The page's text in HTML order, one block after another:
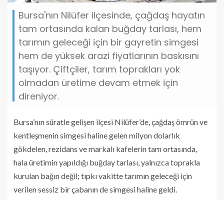
Bursa'nın Nilüfer ilçesinde, çağdaş hayatın
tam ortasında kalan buğday tarlası, hem
tarımın geleceği için bir gayretin simgesi
hem de yüksek arazi fiyatlarının baskısını
taşıyor. Çiftçiler, tarım toprakları yok
olmadan üretime devam etmek için
direniyor.
Bursa’nın süratle gelişen ilçesi Nilüfer’de, çağdaş ömrün ve
kentleşmenin simgesi haline gelen milyon dolarlık
gökdelen, rezidans ve markalı kafelerin tam ortasında,
hala üretimin yapıldığı buğday tarlası, yalnızca toprakla
kurulan bağın değil; tıpkı vakitte tarımın geleceği için
verilen sessiz bir çabanın de simgesi haline geldi.